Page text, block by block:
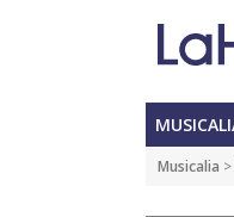
Musicalia >